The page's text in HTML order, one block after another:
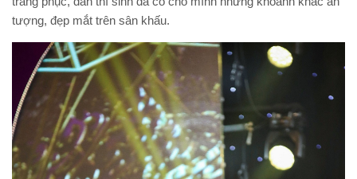
tượng, đẹp mắt trên sân khấu.